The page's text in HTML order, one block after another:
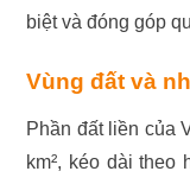
biệt và đóng góp
Vùng đất và
Phần đất liền của
km², kéo dài